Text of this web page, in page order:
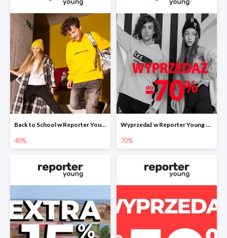
Back to School w Reporter Young - druga tańsza sztuka -40%
40%
Wyprzedaż w Reporter Young do -70%
70%